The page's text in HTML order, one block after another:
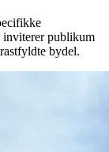
inviterer publikum
bydel.